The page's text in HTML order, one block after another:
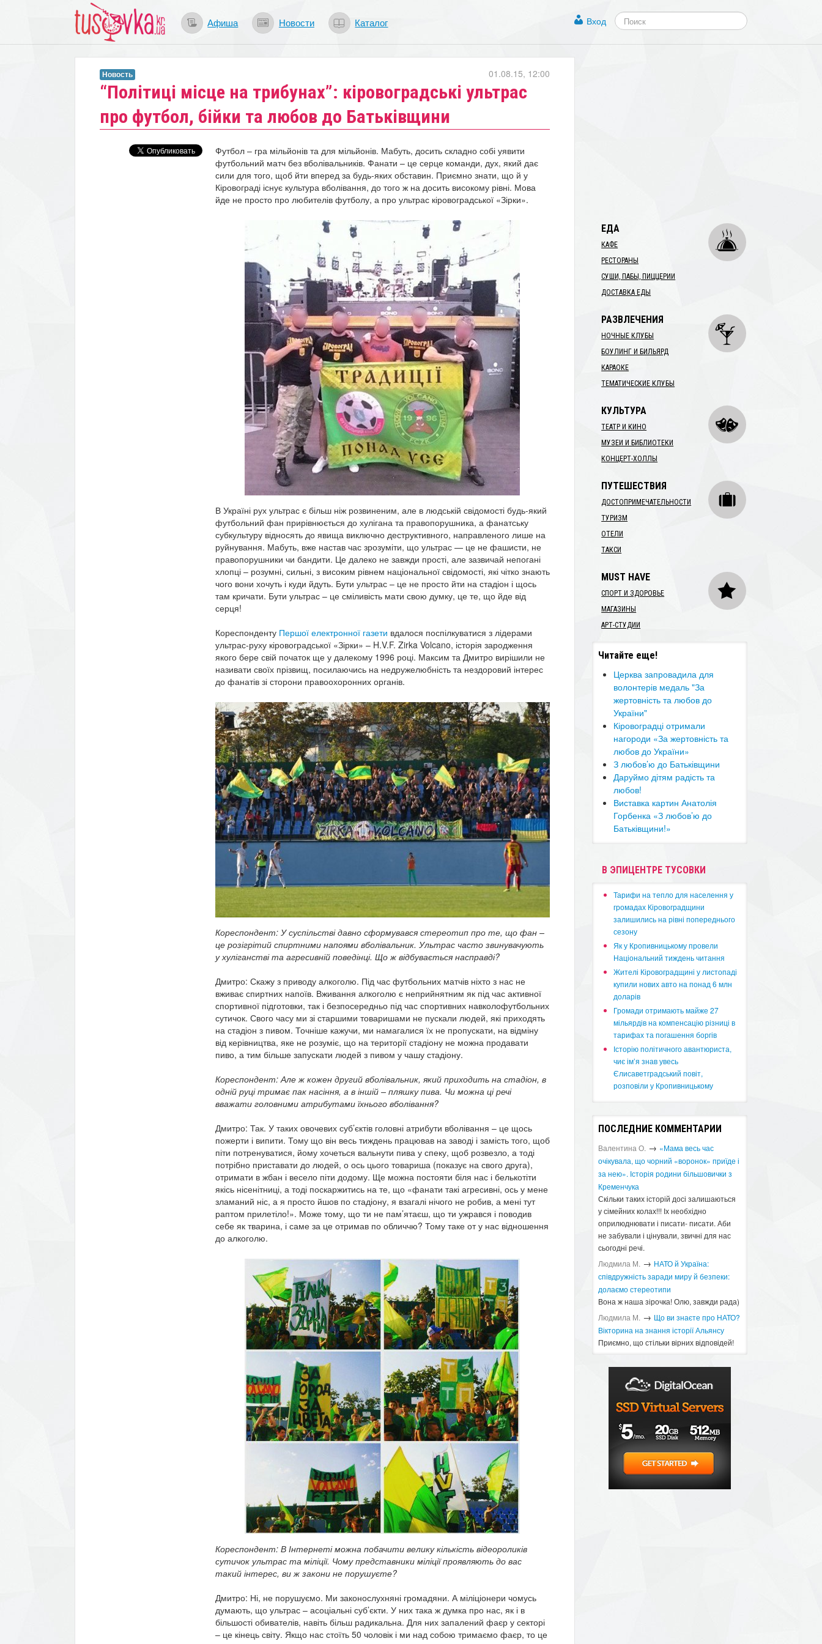
Афиша Новости Каталог Вход
“Політиці місце на трибунах”: кіровоградські ультрас
про футбол, бійки та любов до Батьківщини
01.08.15, 12:00
Новость
Футбол – гра мільйонів та для мільйонів. Мабуть, досить складно собі уявити
футбольний матч без вболівальників. Фанати – це серце команди, дух, який дає
сили для того, щоб йти вперед за будь-яких обставин. Приємно знати, що й у
Кіровограді існує культура вболівання, до того ж на досить високому рівні. Мова
йде не просто про любителів футболу, а про ультрас кіровоградської «Зірки».
В Україні рух ультрас є більш ніж розвиненим, але в людській свідомості будь-який
футбольний фан прирівнюється до хулігана та правопорушника, а фанатську
субкультуру відносять до явища виключно деструктивного, направленого лише на
руйнування. Мабуть, вже настав час зрозуміти, що ультрас — це не фашисти, не
правопорушники чи бандити. Це далеко не завжди прості, але зазвичай непогані
хлопці – розумні, сильні, з високим рівнем національної свідомості, які чітко знають
чого вони хочуть і куди йдуть. Бути ультрас – це не просто йти на стадіон і щось
там кричати. Бути ультрас – це сміливість мати свою думку, це те, що йде від
серця!
Кореспонденту Першої електронної газети вдалося поспілкуватися з лідерами
ультрас-руху кіровоградської «Зірки» – H.V.F. Zirka Volcano, історія зародження
якого бере свій початок ще у далекому 1996 році. Максим та Дмитро вирішили не
називати своїх прізвищ, посилаючись на недружелюбність та нездоровий інтерес
до фанатів зі сторони правоохоронних органів.
Кореспондент: У суспільстві давно сформувався стереотип про те, що фан –
це розігрітий спиртними напоями вболівальник. Ультрас часто звинувачують
у хуліганстві та агресивній поведінці. Що ж відбувається насправді?
Дмитро: Скажу з приводу алкоголю. Під час футбольних матчів ніхто з нас не
вживає спиртних напоїв. Вживання алкоголю є неприйнятним як під час активної
спортивної підготовки, так і безпосередньо під час спортивних навколофутбольних
сутичок. Свого часу ми зі старшими товаришами не пускали людей, які приходять
на стадіон з пивом. Точніше кажучи, ми намагалися їх не пропускати, на відміну
від керівництва, яке не розуміє, що на території стадіону не можна продавати
пиво, а тим більше запускати людей з пивом у чашу стадіону.
Кореспондент: Але ж кожен другий вболівальник, який приходить на стадіон, в
одній руці тримає пак насіння, а в іншій – пляшку пива. Чи можна ці речі
вважати головними атрибутами їхнього вболівання?
Дмитро: Так. У таких овочевих суб’єктів головні атрибути вболівання – це щось
пожерти і випити. Тому що він весь тиждень працював на заводі і замість того, щоб
піти потренуватися, йому хочеться вальнути пива у спеку, щоб розвезло, а тоді
потрібно приставати до людей, о ось цього товариша (показує на свого друга),
отримати в жбан і весело піти додому. Ще можна постояти біля нас і белькотіти
якісь нісенітниці, а тоді поскаржитись на те, що «фанати такі агресивні, ось у мене
зламаний ніс, а я просто йшов по стадіону, я взагалі нічого не робив, а мені тут
раптом прилетіло!». Може тому, що ти не пам’ятаєш, що ти ужрався і поводив
себе як тварина, і саме за це отримав по обличчю? Тому таке от у нас відношення
до алкоголю.
Кореспондент: В Інтернеті можна побачити велику кількість відеороликів
сутичок ультрас та міліції. Чому представники міліції проявляють до вас
такий інтерес, ви ж закони не порушуєте?
Дмитро: Ні, не порушуємо. Ми законослухняні громадяни. А міліціонери чомусь
думають, що ультрас – асоціальні суб’єкти. У них така ж думка про нас, як і в
більшості обивателів, навіть більш радикальна. Для них запалений фаєр у секторі
– це кінець світу. Якщо нас стоїть 50 чоловік і ми над собою тримаємо фаєр, то це
ЕДА
КАФЕ
РЕСТОРАНЫ
СУШИ, ПАБЫ, ПИЦЦЕРИИ
ДОСТАВКА ЕДЫ
РАЗВЛЕЧЕНИЯ
НОЧНЫЕ КЛУБЫ
БОУЛИНГ И БИЛЬЯРД
КАРАОКЕ
ТЕМАТИЧЕСКИЕ КЛУБЫ
КУЛЬТУРА
ТЕАТР И КИНО
МУЗЕИ И БИБЛИОТЕКИ
КОНЦЕРТ-ХОЛЛЫ
ПУТЕШЕСТВИЯ
ДОСТОПРИМЕЧАТЕЛЬНОСТИ
ТУРИЗМ
ОТЕЛИ
ТАКСИ
MUST HAVE
СПОРТ И ЗДОРОВЬЕ
МАГАЗИНЫ
АРТ-СТУДИИ
Читайте еще!
Церква запровадила для
волонтерів медаль "За
жертовність та любов до
України"
Кіровоградці отримали
нагороди «За жертовність та
любов до України»
З любов’ю до Батьківщини
Даруймо дітям радість та
любов!
Виставка картин Анатолія
Горбенка «З любов’ю до
Батьківщини!»
В ЭПИЦЕНТРЕ ТУСОВКИ
​Тарифи на тепло для населення у
громадах Кіровоградщини
залишились на рівні попереднього
сезону
​Як у Кропивницькому провели
Національний тиждень читання
​Жителі Кіровоградщині у листопаді
купили нових авто на понад 6 млн
доларів
​Громади отримають майже 27
мільярдів на компенсацію різниці в
тарифах та погашення боргів
Історію політичного авантюриста,
чиє ім’я знав увесь
Єлисаветградський повіт,
розповіли у Кропивницькому
ПОСЛЕДНИЕ КОММЕНТАРИИ
Валентина О. → «Мама весь час
очікувала, що чорний «воронок» приїде і
за нею». Історія родини більшовички з
Кременчука
Скільки таких історій досі залишаються
у сімейних колах!!! Іх необхідно
оприлюднювати і писати- писати. Аби
не забували і цінували, звичні для нас
сьогодні речі.
Людмила М. → ​НАТО й Україна:
співдружність заради миру й безпеки:
долаємо стереотипи
Вона ж наша зірочка! Олю, завжди рада)
Людмила М. → Що ви знаєте про НАТО?
Вікторина на знання історії Альянсу ​
Приємно, що стільки вірних відповідей!